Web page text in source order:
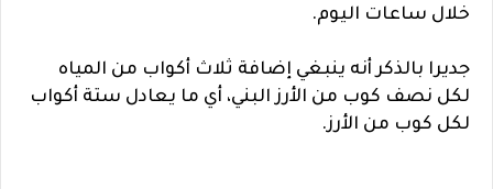
خلال ساعات اليوم.
جديرا بالذكر أنه ينبغي إضافة ثلاث أكواب من المياه
لكل نصف كوب من الأرز البني، أي ما يعادل ستة أكواب
لكل كوب من الأرز.